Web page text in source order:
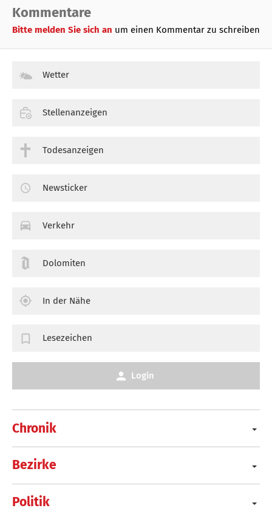
Kommentare
Bitte melden Sie sich an um einen Kommentar zu schreiben
Chronik
Bezirke
Politik
Wetter
Stellenanzeigen
Todesanzeigen
Newsticker
Verkehr
Dolomiten
In der Nähe
Lesezeichen
Login